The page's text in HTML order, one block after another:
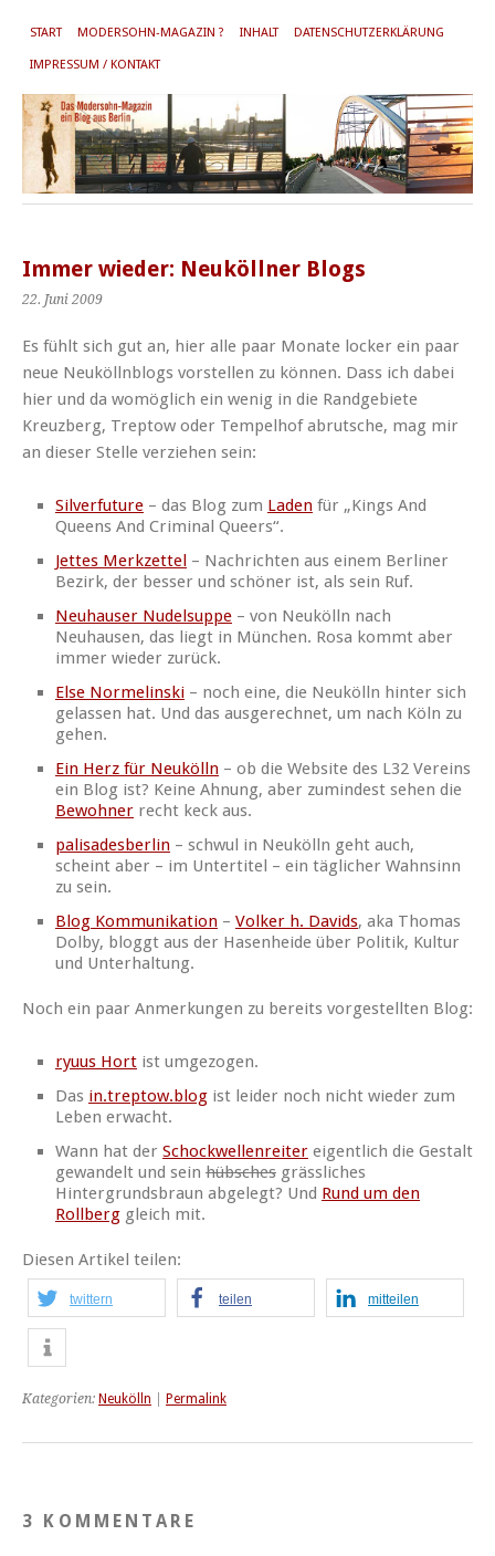
START MODERSOHN-MAGAZIN ? INHALT DATENSCHUTZERKLÄRUNG
IMPRESSUM / KONTAKT
Immer wieder: Neuköllner Blogs
22. Juni 2009
Es fühlt sich gut an, hier alle paar Monate locker ein paar
neue Neuköllnblogs vorstellen zu können. Dass ich dabei
hier und da womöglich ein wenig in die Randgebiete
Kreuzberg, Treptow oder Tempelhof abrutsche, mag mir
an dieser Stelle verziehen sein:
Silverfuture – das Blog zum Laden für „Kings And
Queens And Criminal Queers“.
Jettes Merkzettel – Nachrichten aus einem Berliner
Bezirk, der besser und schöner ist, als sein Ruf.
Neuhauser Nudelsuppe – von Neukölln nach
Neuhausen, das liegt in München. Rosa kommt aber
immer wieder zurück.
Else Normelinski – noch eine, die Neukölln hinter sich
gelassen hat. Und das ausgerechnet, um nach Köln zu
gehen.
Ein Herz für Neukölln – ob die Website des L32 Vereins
ein Blog ist? Keine Ahnung, aber zumindest sehen die
Bewohner recht keck aus.
palisadesberlin – schwul in Neukölln geht auch,
scheint aber – im Untertitel – ein täglicher Wahnsinn
zu sein.
Blog Kommunikation – Volker h. Davids, aka Thomas
Dolby, bloggt aus der Hasenheide über Politik, Kultur
und Unterhaltung.
Noch ein paar Anmerkungen zu bereits vorgestellten Blog:
ryuus Hort ist umgezogen.
Das in.treptow.blog ist leider noch nicht wieder zum
Leben erwacht.
Wann hat der Schockwellenreiter eigentlich die Gestalt
gewandelt und sein hübsches grässliches
Hintergrundsbraun abgelegt? Und Rund um den
Rollberg gleich mit.
Diesen Artikel teilen:
twittern teilen mitteilen
Kategorien: Neukölln Permalink
3 KOMMENTARE